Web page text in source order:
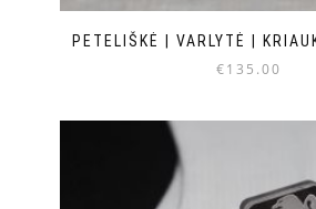
PETELIŠKĖ | VARLYTĖ |
€135.00